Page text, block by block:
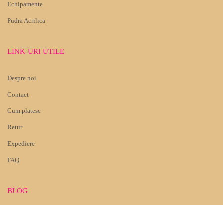
Echipamente
Pudra Acrilica
LINK-URI UTILE
Despre noi
Contact
Cum platesc
Retur
Expediere
FAQ
BLOG